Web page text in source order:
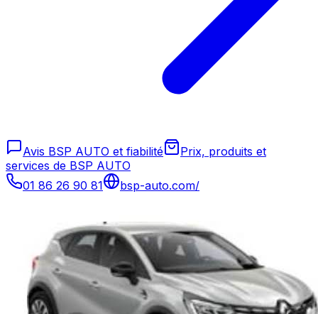
Avis BSP AUTO et fiabilité
Prix, produits et
services de BSP AUTO
01 86 26 90 81
bsp-auto.com/